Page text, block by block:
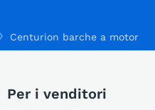
Centurion barche a motore
Per i venditori